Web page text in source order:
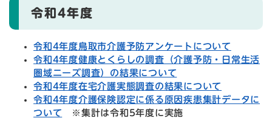
令和4年度
令和4年度鳥取市介護予防アンケートについて
令和4年度健康とくらしの調査（介護予防・日常生活
圏域ニーズ調査）の結果について
令和4年度在宅介護実態調査の結果について
令和4年度介護保険認定に係る原因疾患集計データに
ついて ※集計は令和5年度に実施